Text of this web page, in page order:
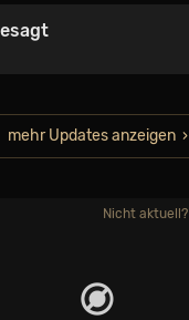
mehr Updates anzeigen
Nicht aktuell?